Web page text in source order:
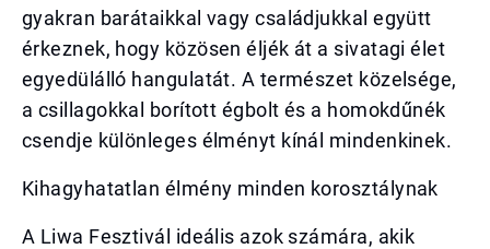
gyakran barátaikkal vagy családjukkal együtt
érkeznek, hogy közösen éljék át a sivatagi élet
egyedülálló hangulatát. A természet közelsége,
a csillagokkal borított égbolt és a homokdűnék
csendje különleges élményt kínál mindenkinek.
Kihagyhatatlan élmény minden korosztálynak
A Liwa Fesztivál ideális azok számára, akik